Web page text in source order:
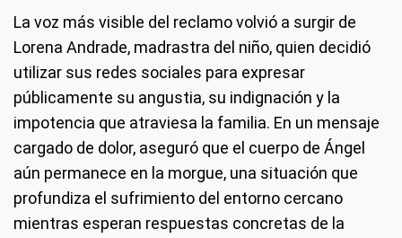
La voz más visible del reclamo volvió a surgir de
Lorena Andrade, madrastra del niño, quien decidió
utilizar sus redes sociales para expresar
públicamente su angustia, su indignación y la
impotencia que atraviesa la familia. En un mensaje
cargado de dolor, aseguró que el cuerpo de Ángel
aún permanece en la morgue, una situación que
profundiza el sufrimiento del entorno cercano
mientras esperan respuestas concretas de la